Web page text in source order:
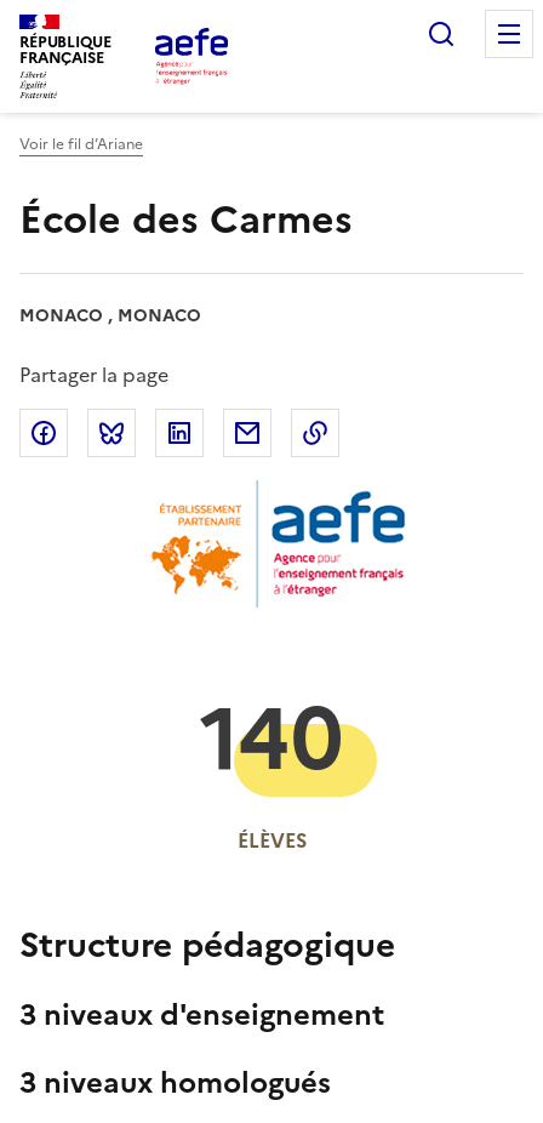
Aller
au
contenu
principal
RÉPUBLIQUE
FRANÇAISE
Voir le fil d’Ariane
École des Carmes
MONACO , MONACO
Partager la page
Partager sur Facebook
Partager sur Bluesky
Partager sur LinkedIn
Partager par email
ÉLÈVES
140
Structure pédagogique
3 niveaux d'enseignement
3 niveaux homologués